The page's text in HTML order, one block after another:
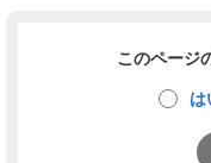
このページ
は